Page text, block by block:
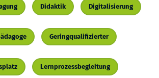
Didaktik Digitalisierung
Geringqualifizierter
Lernprozessbegleitung